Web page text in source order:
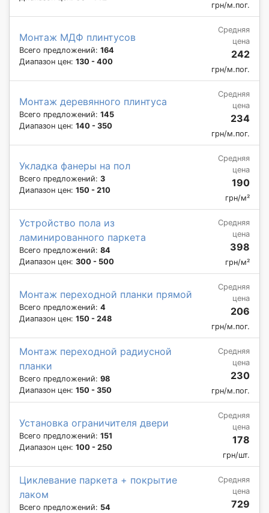
грн/м.пог.
Монтаж МДФ плинтусов
Всего предложений: 164
Диапазон цен: 130 - 400
Средняя
цена
242
грн/м.пог.
Монтаж деревянного плинтуса
Всего предложений: 145
Диапазон цен: 140 - 350
Средняя
цена
234
грн/м.пог.
Укладка фанеры на пол
Всего предложений: 3
Диапазон цен: 150 - 210
Средняя
цена
190
грн/м²
Устройство пола из
ламинированного паркета
Всего предложений: 84
Диапазон цен: 300 - 500
Средняя
цена
398
грн/м²
Монтаж переходной планки прямой
Всего предложений: 4
Диапазон цен: 150 - 248
Средняя
цена
206
грн/м.пог.
Монтаж переходной радиусной
планки
Всего предложений: 98
Диапазон цен: 150 - 350
Средняя
цена
230
грн/м.пог.
Установка ограничителя двери
Всего предложений: 151
Диапазон цен: 100 - 250
Средняя
цена
178
грн/шт.
Циклевание паркета + покрытие
лаком
Всего предложений: 54
Средняя
цена
729